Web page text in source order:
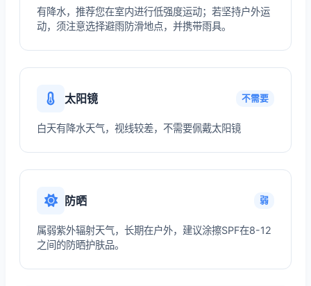
有降水，推荐您在室内进行低强度运动；若坚持户外运
动，须注意选择避雨防滑地点，并携带雨具。
太阳镜 不需要
白天有降水天气，视线较差，不需要佩戴太阳镜
防晒 弱
属弱紫外辐射天气，长期在户外，建议涂擦SPF在8-12
之间的防晒护肤品。